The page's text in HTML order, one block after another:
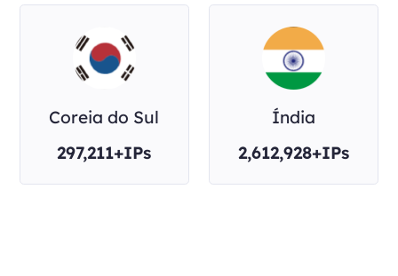
Coreia do Sul
297,211+IPs
Índia
2,612,928+IPs